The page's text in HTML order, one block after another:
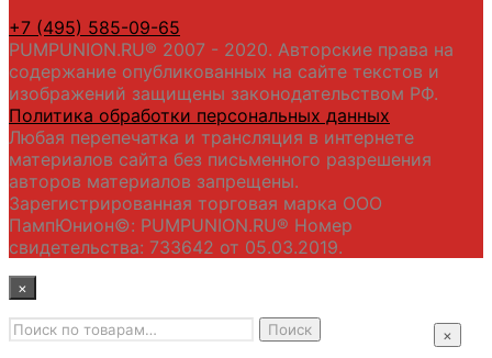
+7 (495) 585-09-65
PUMPUNION.RU® 2007 - 2020. Авторские права на
содержание опубликованных на сайте текстов и
изображений защищены законодательством РФ.
Политика обработки персональных данных
Любая перепечатка и трансляция в интернете
материалов сайта без письменного разрешения
авторов материалов запрещены.
Зарегистрированная торговая марка ООО
ПампЮнион©: PUMPUNION.RU® Номер
свидетельства: 733642 от 05.03.2019.
×
Главная
×
Искать: Поиск